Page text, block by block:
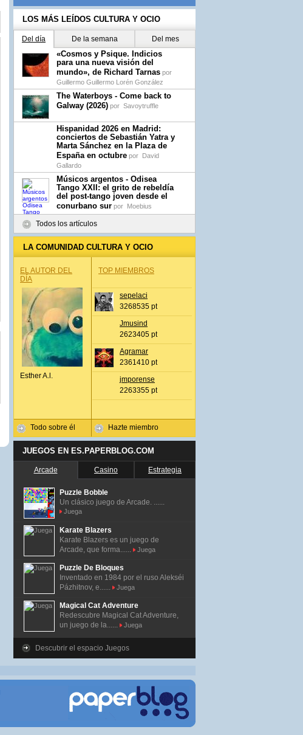
LOS MÁS LEÍDOS CULTURA Y OCIO
Del día De la semana Del mes
«Cosmos y Psique. Indicios
para una nueva visión del
mundo», de Richard Tarnas por
Guillermo Guillermo Lorén González
The Waterboys - Come back to
Galway (2026) por Savoytruffle
Hispanidad 2026 en Madrid:
conciertos de Sebastián Yatra y
Marta Sánchez en la Plaza de
España en octubre por David
Gallardo
Músicos argentos - Odisea
Tango XXII: el grito de rebeldía
del post-tango joven desde el
conurbano sur por Moebius
Todos los artículos
LA COMUNIDAD CULTURA Y OCIO
EL AUTOR DEL
DÍA
Esther A.l.
Todo sobre él
TOP MIEMBROS
sepelaci
3268535 pt
Jmusind
2623405 pt
Agramar
2361410 pt
jmporense
2263355 pt
Hazte miembro
JUEGOS EN ES.PAPERBLOG.COM
Arcade Casino Estrategia
Puzzle Bobble
Un clásico juego de Arcade. ......
Juega
Karate Blazers
Karate Blazers es un juego de
Arcade, que forma......
Juega
Puzzle De Bloques
Inventado en 1984 por el ruso Alekséi
Pázhitnov, e......
Juega
Magical Cat Adventure
Redescubre Magical Cat Adventure,
un juego de la......
Juega
Descubrir el espacio Juegos